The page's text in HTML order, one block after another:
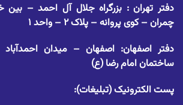
دفتر تهران : بزرگراه جلال آل احمد – بین
چمران – کوی پروانه – پلاک ۲ – واحد ۱
دفتر اصفهان: اصفهان – میدان
ساختمان امام رضا (ع)
پست الکترونیک (تبلیغات):